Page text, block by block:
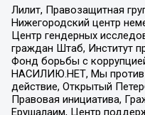
Лилит, Правозащитная
Нижегородский центр
Центр гендерных
граждан Штаб, Институт
Фонд борьбы с
НАСИЛИЮ.НЕТ, Мы против
действие, Открытый
Правовая инициатива,
Ерушалаим, Центр